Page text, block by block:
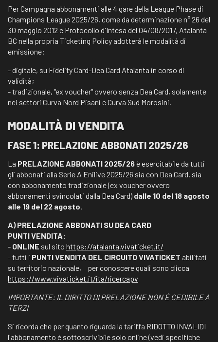
Per Campagna abbonamenti alle 4 gare della League Phase di
Champions League 2025/26, come da determinazione n° 26 del
30 maggio 2012 e Protocollo d'Intesa del 04/08/2017, Atalanta
BC nella propria Ticketing Policy adotterà le modalità di
emissione:
- digitale, su Fidelity Card-Dea Card Atalanta in corso di
validità;
- tradizionale, "ex voucher" ovvero senza Dea Card, solamente
nei settori Curva Nord Pisani e Curva Sud Morosini.
MODALITÀ DI VENDITA
FASE 1: PRELAZIONE ABBONATI 2025/26
La PRELAZIONE ABBONATI 2025/26è esercitabile da tutti
gli abbonati alla Serie A Enilive 2025/26 sia con Dea Card, sia
con abbonamento tradizionale (ex voucher ovvero
abbonamenti svincolati dalla Dea Card) dalle 10 del 18 agosto
alle 19 del 22 agosto
A) PRELAZIONE ABBONATI SU DEA CARD
PUNTI VENDITA:
- ONLINE sul sito https://atalanta.vivaticket.it/
- tutti i PUNTI VENDITA DEL CIRCUITO VIVATICKET abilitati
su territorio nazionale, per conoscere quali sono clicca
https://www.vivaticket.it/ita/ricercapv
IMPORTANTE: IL DIRITTO DI PRELAZIONE NON È CEDIBILE A
TERZI
Si ricorda che per quanto riguarda la tariffa RIDOTTO INVALIDI
l'abbonamento è sottoscrivibile solo online (vedi specifiche